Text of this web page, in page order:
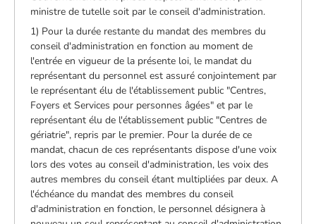
ministre de tutelle soit par le conseil d'administration.
1) Pour la durée restante du mandat des membres du
conseil d'administration en fonction au moment de
l'entrée en vigueur de la présente loi, le mandat du
représentant du personnel est assuré conjointement par
le représentant élu de l'établissement public "Centres,
Foyers et Services pour personnes âgées" et par le
représentant élu de l'établissement public "Centres de
gériatrie", repris par le premier. Pour la durée de ce
mandat, chacun de ces représentants dispose d'une voix
lors des votes au conseil d'administration, les voix des
autres membres du conseil étant multipliées par deux. A
l'échéance du mandat des membres du conseil
d'administration en fonction, le personnel désignera à